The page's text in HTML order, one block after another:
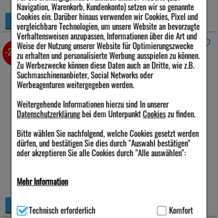
Navigation, Warenkorb, Kundenkonto) setzen wir so genannte
Cookies ein. Darüber hinaus verwenden wir Cookies, Pixel und
vergleichbare Technologien, um unsere Website an bevorzugte
Verhaltensweisen anzupassen, Informationen über die Art und
Weise der Nutzung unserer Website für Optimierungszwecke
zu erhalten und personalisierte Werbung ausspielen zu können.
Zu Werbezwecke können diese Daten auch an Dritte, wie z.B.
Suchmaschinenanbieter, Social Networks oder
Werbeagenturen weitergegeben werden.
Weitergehende Informationen hierzu sind In unserer
Datenschutzerklärungbei dem UnterpunktCookieszu finden.
Bitte wählen Sie nachfolgend, welche Cookies gesetzt werden
dürfen, und bestätigen Sie dies durch "Auswahl bestätigen"
oder akzeptieren Sie alle Cookies durch "Alle auswählen":
Mehr Information
für die Grundfunktionen unserer Website notwendig sind (z.B.
Technisch erforderlich
Komfort
+
−
Details
RITEX Ideal Kondome3 St
Anbieter: RITEX GmbH
Menge:
3St
Darreichungsform:
Kondome
05947402
2,92 €
inkl. MwSt zzgl.Versand
-2,5%
sofort lieferbar
Details